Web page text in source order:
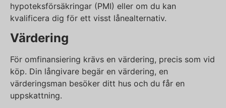
hypoteksförsäkringar (PMI) eller om du kan
kvalificera dig för ett visst lånealternativ.
Värdering
För omfinansiering krävs en värdering, precis som vid
köp. Din långivare begär en värdering, en
värderingsman besöker ditt hus och du får en
uppskattning.